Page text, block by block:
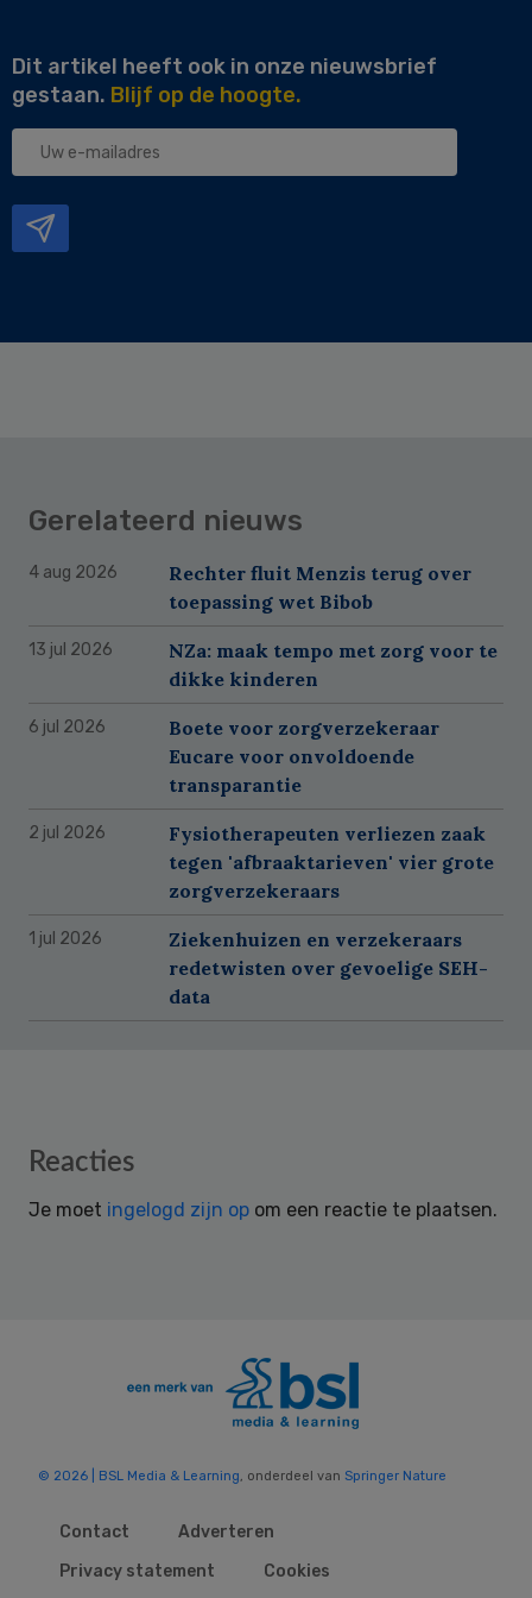
Dit artikel heeft ook in onze nieuwsbrief
gestaan. Blijf op de hoogte.
Uw
Gerelateerd nieuws
4 aug 2026
Rechter fluit Menzis terug over
toepassing wet Bibob
13 jul 2026
NZa: maak tempo met zorg voor te
dikke kinderen
6 jul 2026
Boete voor zorgverzekeraar
Eucare voor onvoldoende
transparantie
2 jul 2026
Fysiotherapeuten verliezen zaak
tegen 'afbraaktarieven' vier grote
zorgverzekeraars
1 jul 2026
Ziekenhuizen en verzekeraars
redetwisten over gevoelige SEH-
data
Reader
Reacties
Je moet ingelogd zijn op om een reactie te plaatsen.
© 2026 | BSL Media & Learning , onderdeel van Springer Nature
Contact
Adverteren
Privacy statement
Cookies